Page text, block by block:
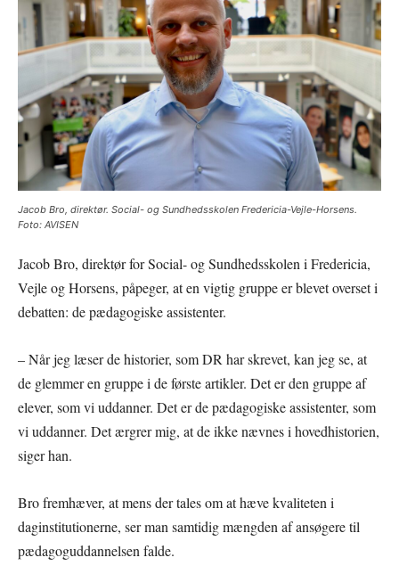
Jacob Bro, direktør. Social- og Sundhedsskolen Fredericia-Vejle-Horsens.
Foto: AVISEN
Jacob Bro, direktør for Social- og Sundhedsskolen i Fredericia,
Vejle og Horsens, påpeger, at en vigtig gruppe er blevet overset i
debatten: de pædagogiske assistenter.
– Når jeg læser de historier, som DR har skrevet, kan jeg se, at
de glemmer en gruppe i de første artikler. Det er den gruppe af
elever, som vi uddanner. Det er de pædagogiske assistenter, som
vi uddanner. Det ærgrer mig, at de ikke nævnes i hovedhistorien,
siger han.
Bro fremhæver, at mens der tales om at hæve kvaliteten i
daginstitutionerne, ser man samtidig mængden af ansøgere til
pædagoguddannelsen falde.